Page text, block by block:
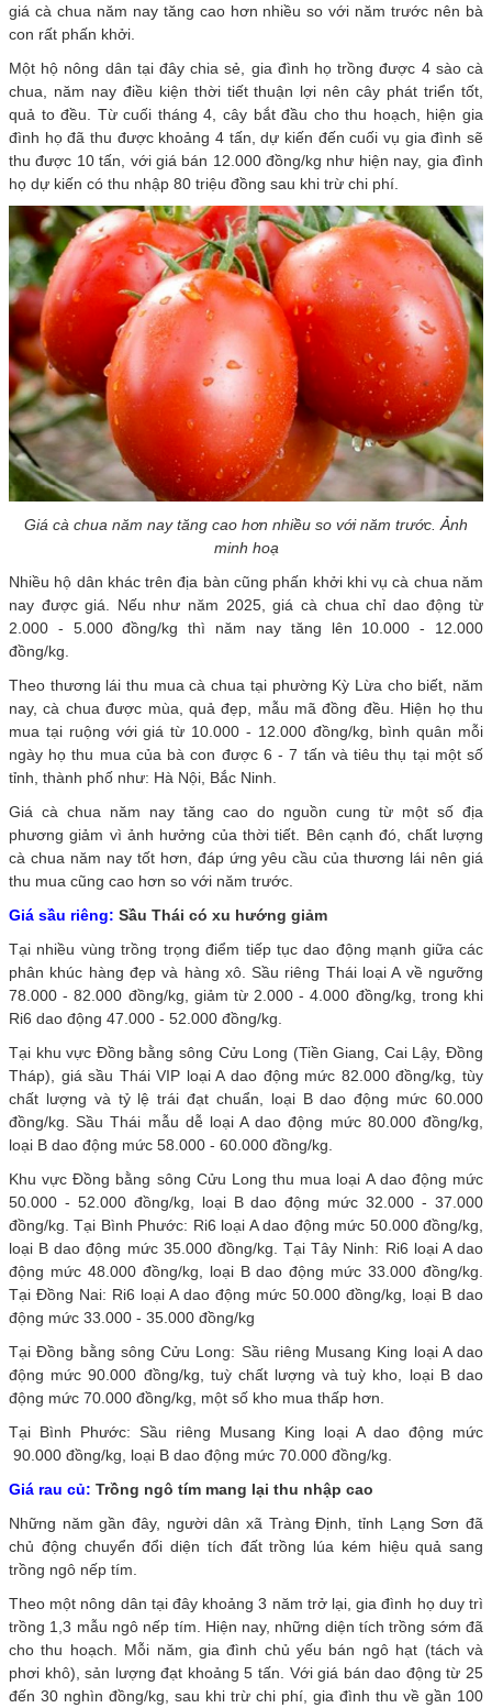
giá cà chua năm nay tăng cao hơn nhiều so với năm trước nên bà
con rất phấn khởi.
Một hộ nông dân tại đây chia sẻ, gia đình họ trồng được 4 sào cà
chua, năm nay điều kiện thời tiết thuận lợi nên cây phát triển tốt,
quả to đều. Từ cuối tháng 4, cây bắt đầu cho thu hoạch, hiện gia
đình họ đã thu được khoảng 4 tấn, dự kiến đến cuối vụ gia đình sẽ
thu được 10 tấn, với giá bán 12.000 đồng/kg như hiện nay, gia đình
họ dự kiến có thu nhập 80 triệu đồng sau khi trừ chi phí.
Giá cà chua năm nay tăng cao hơn nhiều so với năm trước. Ảnh
minh hoạ
Nhiều hộ dân khác trên địa bàn cũng phấn khởi khi vụ cà chua năm
nay được giá. Nếu như năm 2025, giá cà chua chỉ dao động từ
2.000 - 5.000 đồng/kg thì năm nay tăng lên 10.000 - 12.000
đồng/kg.
Theo thương lái thu mua cà chua tại phường Kỳ Lừa cho biết, năm
nay, cà chua được mùa, quả đẹp, mẫu mã đồng đều. Hiện họ thu
mua tại ruộng với giá từ 10.000 - 12.000 đồng/kg, bình quân mỗi
ngày họ thu mua của bà con được 6 - 7 tấn và tiêu thụ tại một số
tỉnh, thành phố như: Hà Nội, Bắc Ninh.
Giá cà chua năm nay tăng cao do nguồn cung từ một số địa
phương giảm vì ảnh hưởng của thời tiết. Bên cạnh đó, chất lượng
cà chua năm nay tốt hơn, đáp ứng yêu cầu của thương lái nên giá
thu mua cũng cao hơn so với năm trước.
Giá sầu riêng: Sầu Thái có xu hướng giảm
Tại nhiều vùng trồng trọng điểm tiếp tục dao động mạnh giữa các
phân khúc hàng đẹp và hàng xô. Sầu riêng Thái loại A về ngưỡng
78.000 - 82.000 đồng/kg, giảm từ 2.000 - 4.000 đồng/kg, trong khi
Ri6 dao động 47.000 - 52.000 đồng/kg.
Tại khu vực Đồng bằng sông Cửu Long (Tiền Giang, Cai Lậy, Đồng
Tháp), giá sầu Thái VIP loại A dao động mức 82.000 đồng/kg, tùy
chất lượng và tỷ lệ trái đạt chuẩn, loại B dao động mức 60.000
đồng/kg. Sầu Thái mẫu dễ loại A dao động mức 80.000 đồng/kg,
loại B dao động mức 58.000 - 60.000 đồng/kg.
Khu vực Đồng bằng sông Cửu Long thu mua loại A dao động mức
50.000 - 52.000 đồng/kg, loại B dao động mức 32.000 - 37.000
đồng/kg. Tại Bình Phước: Ri6 loại A dao động mức 50.000 đồng/kg,
loại B dao động mức 35.000 đồng/kg. Tại Tây Ninh: Ri6 loại A dao
động mức 48.000 đồng/kg, loại B dao động mức 33.000 đồng/kg.
Tại Đồng Nai: Ri6 loại A dao động mức 50.000 đồng/kg, loại B dao
động mức 33.000 - 35.000 đồng/kg
Tại Đồng bằng sông Cửu Long: Sầu riêng Musang King loại A dao
động mức 90.000 đồng/kg, tuỳ chất lượng và tuỳ kho, loại B dao
động mức 70.000 đồng/kg, một số kho mua thấp hơn.
Tại Bình Phước: Sầu riêng Musang King loại A dao động mức
90.000 đồng/kg, loại B dao động mức 70.000 đồng/kg.
Giá rau củ: Trồng ngô tím mang lại thu nhập cao
Những năm gần đây, người dân xã Tràng Định, tỉnh Lạng Sơn đã
chủ động chuyển đổi diện tích đất trồng lúa kém hiệu quả sang
trồng ngô nếp tím.
Theo một nông dân tại đây khoảng 3 năm trở lại, gia đình họ duy trì
trồng 1,3 mẫu ngô nếp tím. Hiện nay, những diện tích trồng sớm đã
cho thu hoạch. Mỗi năm, gia đình chủ yếu bán ngô hạt (tách và
phơi khô), sản lượng đạt khoảng 5 tấn. Với giá bán dao động từ 25
đến 30 nghìn đồng/kg, sau khi trừ chi phí, gia đình thu về gần 100